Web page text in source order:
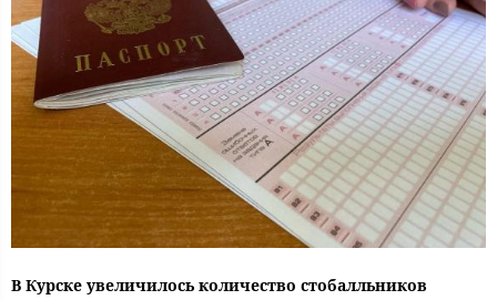
В Курске увеличилось количество стобалльников